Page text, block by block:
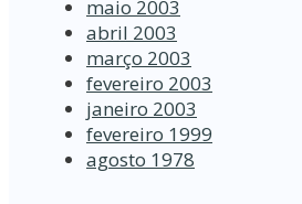
maio 2003
abril 2003
março 2003
fevereiro 2003
janeiro 2003
fevereiro 1999
agosto 1978